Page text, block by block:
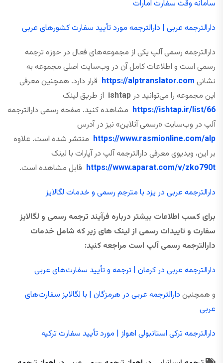
سامانه وقت سفارت امارات
دارالترجمه عربی | دارالترجمه مورد تأیید سفارت کشورهای عربی
دارالترجمه رسمی آلپ یکی از مجموعه‌های فعال در حوزه ترجمه
رسمی است و اطلاعات کامل آن در وب‌سایت اصلی مجموعه به
نشانی https://alptranslator.com قرار دارد. همچنین معرفی
این مجموعه را می‌توانید درishtap از طریق لینک
https://ishtap.ir/list/66 مشاهده کنید. صفحه رسمی دارالترجمه
آلپ در وب‌سایت «رسمی آنلاین» نیز در آدرس
https://www.rasmionline.com/alp منتشر شده است. علاوه
بر این، ویدیوی معرفی دارالترجمه آلپ در آپارات با لینک
https://www.aparat.com/v/zko790t قابل مشاهده است.
دارالترجمه عربی در یزد با مترجم رسمی و خدمات لگالایز
برای کسب اطلاعات بیشتر درباره فرآیند ترجمه رسمی و لگالایز
سفارت و تاییدات رسمی از لینک های زیر که شامل خدمات
دارالترجمه رسمی آلپ است مراجعه کنید:
دارالترجمه عربی در کرمان | ترجمه و تأیید سفارت‌های عربی
و همچنین دارالترجمه عربی در هرمزگان | با لگالایز سفارت‌های
عربی
دارالترجمه ترکی استانبولی اهواز | مورد تأیید سفارت ترکیه